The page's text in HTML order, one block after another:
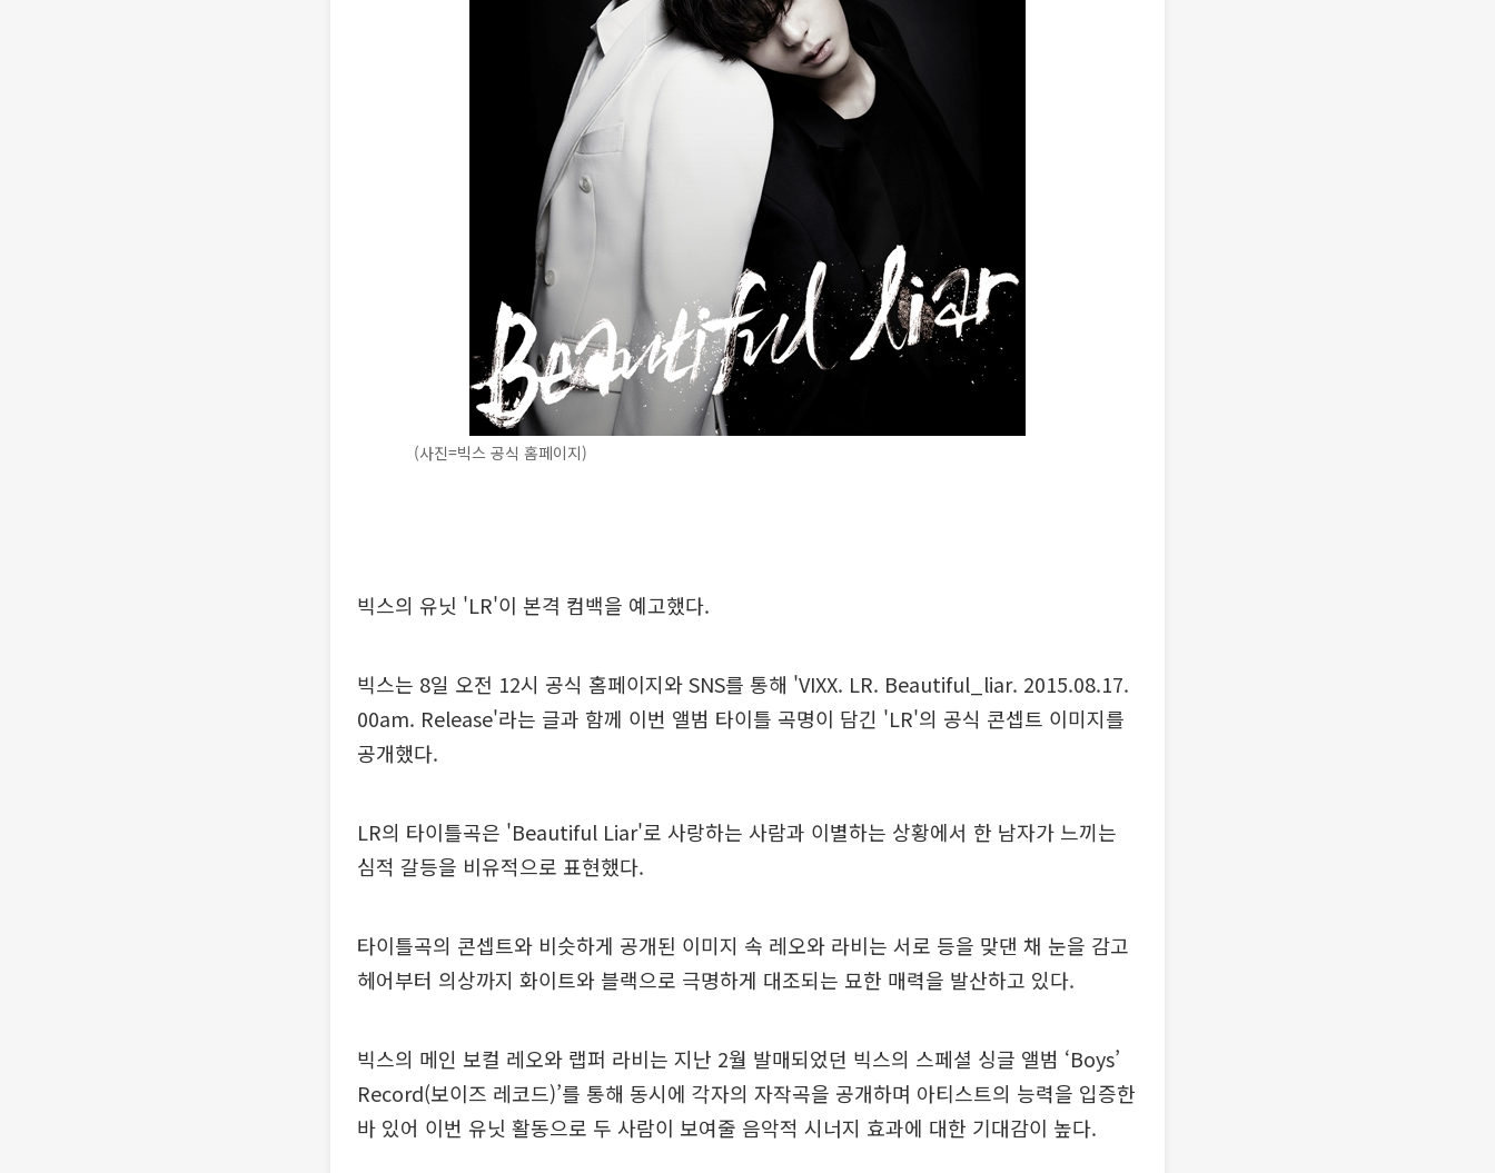
(사진=빅스 공식 홈페이지)
빅스의 유닛 'LR'이 본격 컴백을 예고했다.
빅스는 8일 오전 12시 공식 홈페이지와 SNS를 통해 'VIXX. LR. Beautiful_liar. 2015.08.17.
00am. Release'라는 글과 함께 이번 앨범 타이틀 곡명이 담긴 'LR'의 공식 콘셉트 이미지를
공개했다.
LR의 타이틀곡은 'Beautiful Liar'로 사랑하는 사람과 이별하는 상황에서 한 남자가 느끼는
심적 갈등을 비유적으로 표현했다.
타이틀곡의 콘셉트와 비슷하게 공개된 이미지 속 레오와 라비는 서로 등을 맞댄 채 눈을 감고
헤어부터 의상까지 화이트와 블랙으로 극명하게 대조되는 묘한 매력을 발산하고 있다.
빅스의 메인 보컬 레오와 랩퍼 라비는 지난 2월 발매되었던 빅스의 스페셜 싱글 앨범 ‘Boys’
Record(보이즈 레코드)’를 통해 동시에 각자의 자작곡을 공개하며 아티스트의 능력을 입증한
바 있어 이번 유닛 활동으로 두 사람이 보여줄 음악적 시너지 효과에 대한 기대감이 높다.